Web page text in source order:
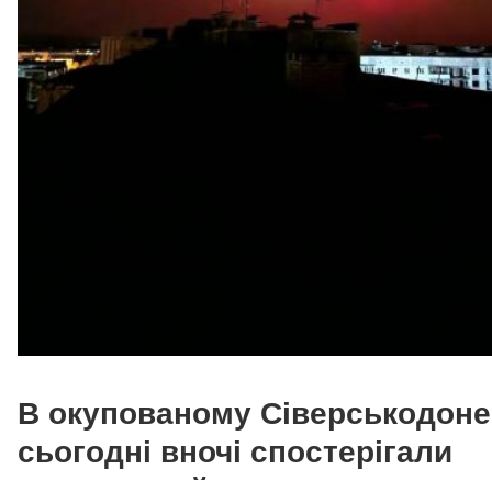
В окупованому
сьогодні вночі спостерігали